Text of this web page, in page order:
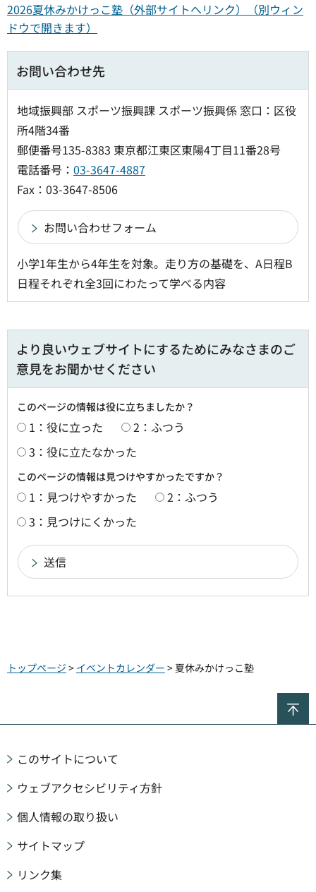
2026夏休みかけっこ塾（外部サイトへリンク）（別ウィン
ドウで開きます）
お問い合わせ先
地域振興部 スポーツ振興課 スポーツ振興係 窓口：区役
所4階34番
郵便番号135-8383 東京都江東区東陽4丁目11番28号
電話番号： 03-3647-4887
Fax：03-3647-8506
小学1年生から4年生を対象。走り方の基礎を、A日程B
日程それぞれ全3回にわたって学べる内容
より良いウェブサイトにするためにみなさまのご
意見をお聞かせください
このページの情報は役に立ちましたか？
1：役に立った
2：ふつう
3：役に立たなかった
このページの情報は見つけやすかったですか？
1：見つけやすかった
2：ふつう
3：見つけにくかった
トップページ > イベントカレンダー > 夏休みかけっこ塾
このサイトについて
ウェブアクセシビリティ方針
個人情報の取り扱い
サイトマップ
リンク集